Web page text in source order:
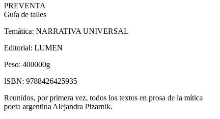
PREVENTA
Guía de talles
Temática: NARRATIVA UNIVERSAL
Editorial: LUMEN
Peso: 400000g
ISBN: 9788426425935
Reunidos, por primera vez, todos los textos en prosa de la mítica
poeta argentina Alejandra Pizarnik.